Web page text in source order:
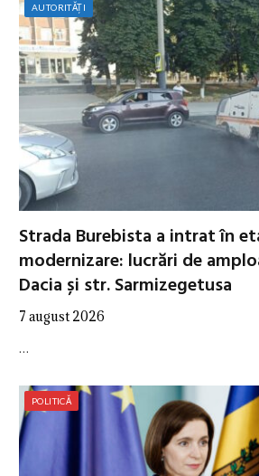
AUTORITĂȚI
Strada Burebista a intrat în
modernizare: lucrări de
Dacia și str. Sarmizegetusa
7 august 2026
…
POLITICĂ